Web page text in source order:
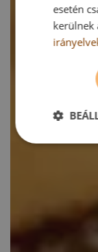
esetén
kerülnek